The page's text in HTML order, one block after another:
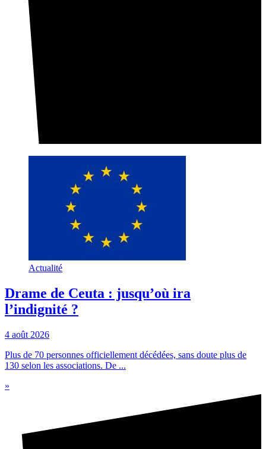
Actualité
Drame de Ceuta : jusqu’où ira
l’indignité ?
4 août 2026
Plus de 70 personnes officiellement décédées, sans doute plus de
130 selon les associations. De ...
»